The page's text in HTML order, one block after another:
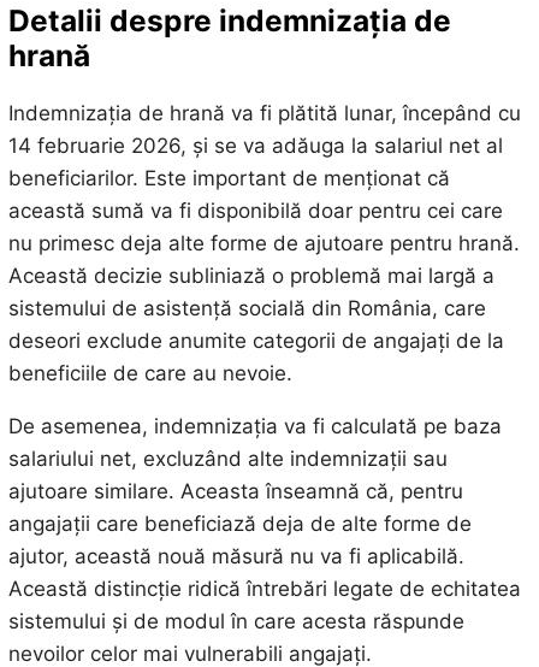
Detalii despre indemnizația de
hrană
Indemnizația de hrană va fi plătită lunar, începând cu
14 februarie 2026, și se va adăuga la salariul net al
beneficiarilor. Este important de menționat că
această sumă va fi disponibilă doar pentru cei care
nu primesc deja alte forme de ajutoare pentru hrană.
Această decizie subliniază o problemă mai largă a
sistemului de asistență socială din România, care
deseori exclude anumite categorii de angajați de la
beneficiile de care au nevoie.
De asemenea, indemnizația va fi calculată pe baza
salariului net, excluzând alte indemnizații sau
ajutoare similare. Aceasta înseamnă că, pentru
angajații care beneficiază deja de alte forme de
ajutor, această nouă măsură nu va fi aplicabilă.
Această distincție ridică întrebări legate de echitatea
sistemului și de modul în care acesta răspunde
nevoilor celor mai vulnerabili angajați.